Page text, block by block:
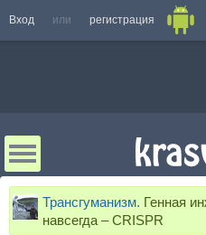
Вход или регистрация
Трансгуманизм. Генная
навсегда – CRISPR